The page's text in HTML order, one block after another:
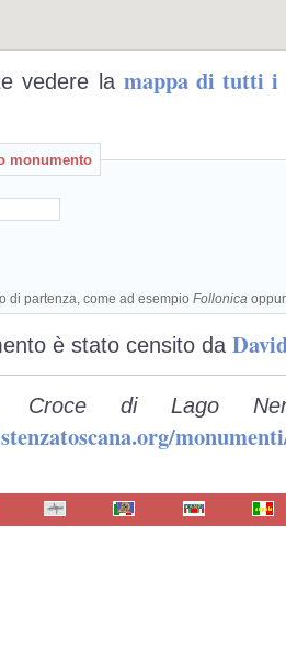
vedere la mappa di tutti i
monumento
di partenza, come ad esempio Follonica
è stato censito da
Croce di Lago